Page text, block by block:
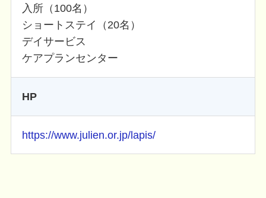
入所（100名）
ショートステイ（20名）
デイサービス
ケアプランセンター
HP
https://www.julien.or.jp/lapis/